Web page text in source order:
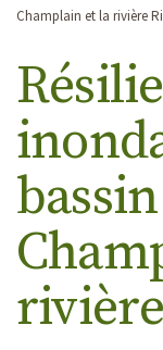
Champlain et la rivière